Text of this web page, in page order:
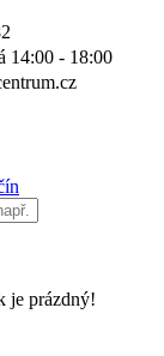
14:00 - 18:00
je prázdný!